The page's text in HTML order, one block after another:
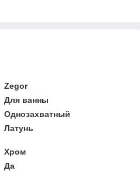
Zegor
Для ванны
Однозахватный
Латунь
Хром
Да